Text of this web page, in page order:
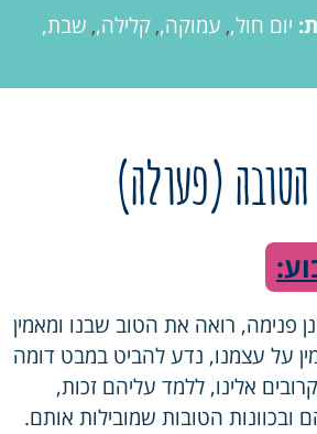
יום חול , עמוקה , קלילה , שבת
(פעולה)
פנימה, רואה את הטוב שבנו ומאמין
על עצמנו, נדע להביט במבט דומה
אלינו, ללמד עליהם זכות,
ובכוונות הטובות שמובילות אותם.